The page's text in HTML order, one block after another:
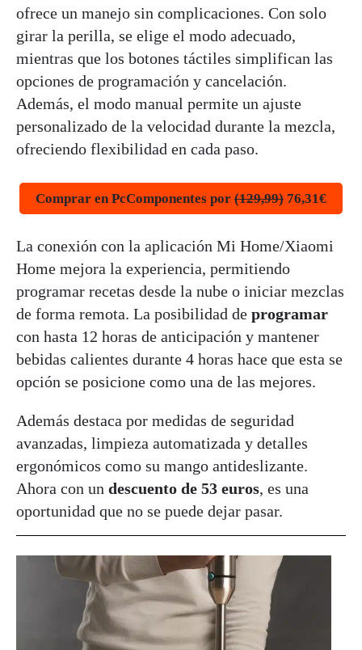
ofrece un manejo sin complicaciones. Con solo
girar la perilla, se elige el modo adecuado,
mientras que los botones táctiles simplifican las
opciones de programación y cancelación.
Además, el modo manual permite un ajuste
personalizado de la velocidad durante la mezcla,
ofreciendo flexibilidad en cada paso.
Comprar en PcComponentes por (129,99) 76,31€
La conexión con la aplicación Mi Home/Xiaomi
Home mejora la experiencia, permitiendo
programar recetas desde la nube o iniciar mezclas
de forma remota. La posibilidad de programar
con hasta 12 horas de anticipación y mantener
bebidas calientes durante 4 horas hace que esta se
opción se posicione como una de las mejores.
Además destaca por medidas de seguridad
avanzadas, limpieza automatizada y detalles
ergonómicos como su mango antideslizante.
Ahora con un descuento de 53 euros, es una
oportunidad que no se puede dejar pasar.